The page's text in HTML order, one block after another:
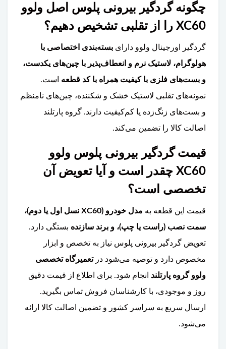
چگونه گردگیر بیرونی پلوس اصل ولوو
XC60 را از تقلبی تشخیص دهیم؟
گردگیر اورجینال ولوو دارای بسته‌بندی اختصاصی با
هولوگرام، لاستیک نرم و انعطاف‌پذیر با چین‌های یکدست،
و بست‌های فلزی با کیفیت همراه با کد قطعه است.
نمونه‌های تقلبی لاستیک خشک و شکننده، چین‌های نامنظم
و بست‌های زنگ‌زده یا کم‌کیفیت دارند. گروه پارتلند
اصالت کالا را تضمین می‌کند.
قیمت گردگیر بیرونی پلوس ولوو
XC60 چقدر است و آیا تعویض آن
تخصصی است؟
قیمت این قطعه به
مدل خودرو (XC60 نسل اول یا دوم)،
سمت نصب (راست یا چپ)، و برند سازنده بستگی دارد.
تعویض گردگیر بیرونی پلوس نیاز به تخصص و ابزار
مخصوص دارد و توصیه می‌شود درتعمیرگاه تخصصی
ولوو گروه پارتلند انجام شود. برای اطلاع از قیمت دقیق
روز و موجودی، با کارشناسان فروش تماس بگیرید.
ارسال سریع به سراسر کشور و تضمین اصالت کالا ارائه
می‌شود.